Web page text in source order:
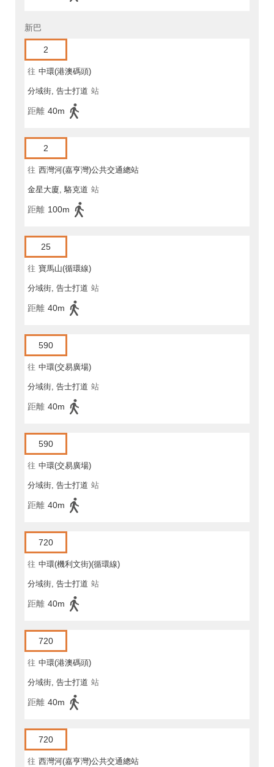
新巴
2
往 中環(港澳碼頭)
分域街, 告士打道 站
距離 40m
2
往 西灣河(嘉亨灣)公共交通總站
金星大廈, 駱克道 站
距離 100m
25
往 寶馬山(循環線)
分域街, 告士打道 站
距離 40m
590
往 中環(交易廣場)
分域街, 告士打道 站
距離 40m
590
往 中環(交易廣場)
分域街, 告士打道 站
距離 40m
720
往 中環(機利文街)(循環線)
分域街, 告士打道 站
距離 40m
720
往 中環(港澳碼頭)
分域街, 告士打道 站
距離 40m
720
往 西灣河(嘉亨灣)公共交通總站